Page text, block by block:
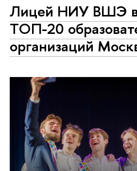
Лицей НИУ ВШЭ
ТОП-20
организаций